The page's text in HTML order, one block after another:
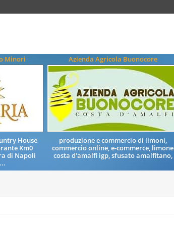
Minori
House
Km0
di Napoli
Azienda Agricola Buonocore
produzione e commercio di limoni,
commercio online, e-commerce, limone
costa d'amalfi igp, sfusato amalfitano,